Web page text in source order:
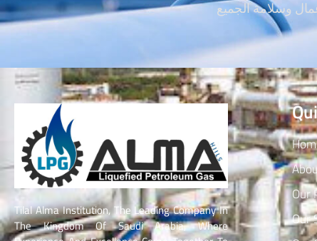
Tilal Alma Institution, The Leading Company In
The Kingdom Of Saudi Arabia, Where
Our
Our